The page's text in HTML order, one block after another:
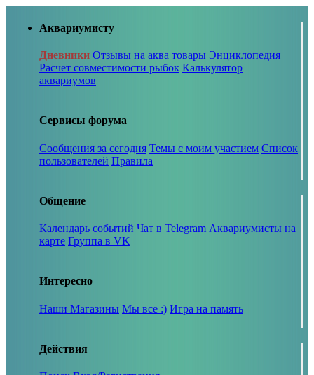
Аквариумисту
Дневники Отзывы на аква товары Энциклопедия
Расчет совместимости рыбок Калькулятор
аквариумов
Сервисы форума
Сообщения за сегодня Темы с моим участием Список
пользователей Правила
Общение
Календарь событий Чат в Telegram Аквариумисты на
карте Группа в VK
Интересно
Наши Магазины Мы все :) Игра на память
Действия